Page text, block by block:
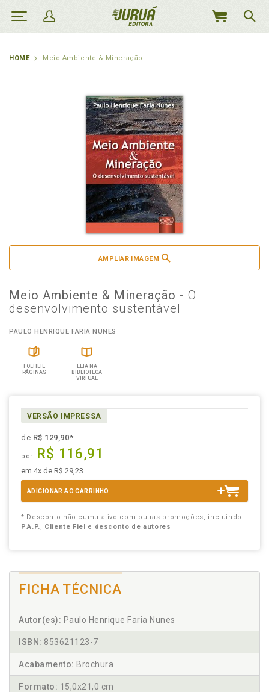
MEU
HOME Meio Ambiente & Mineração
AMPLIAR IMAGEM
Meio Ambiente & Mineração - O
desenvolvimento sustentável
PAULO HENRIQUE FARIA NUNES
FOLHEIE
PÁGINAS
LEIA NA
BIBLIOTECA
VIRTUAL
VERSÃO IMPRESSA
deR$ 129,90*
por R$ 116,91
em 4x de R$ 29,23
ADICIONAR AO CARRINHO
* Desconto não cumulativo com outras promoções, incluindo
P.A.P., Cliente Fiel e desconto de autores
FICHA TÉCNICA
Autor(es): Paulo Henrique Faria Nunes
ISBN: 853621123-7
Acabamento: Brochura
Formato: 15,0x21,0 cm